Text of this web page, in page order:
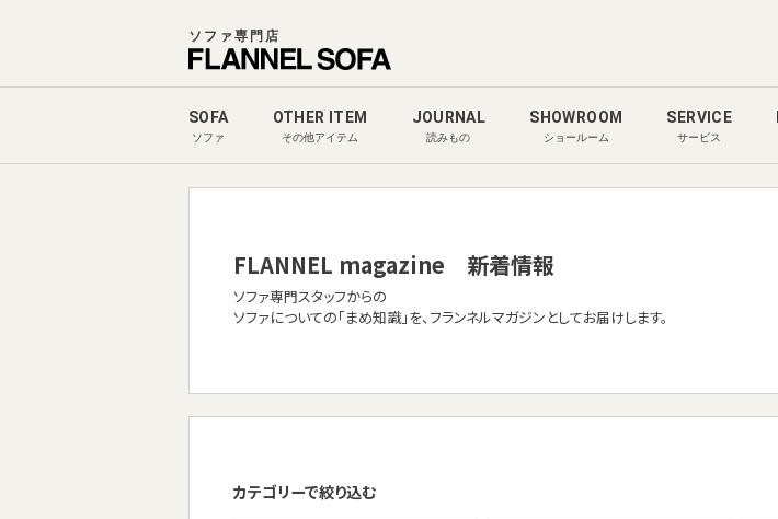
ソファ専門店
SOFA
ソファ
OTHER ITEM
その他アイテム
JOURNAL
読みもの
SHOWROOM
ショールーム
SERVICE
サービス
FLANNEL magazine 新着情報
ソファ専門スタッフからの
ソファについての「まめ知識」を、フランネルマガジンとしてお届けします。
カテゴリーで絞り込む